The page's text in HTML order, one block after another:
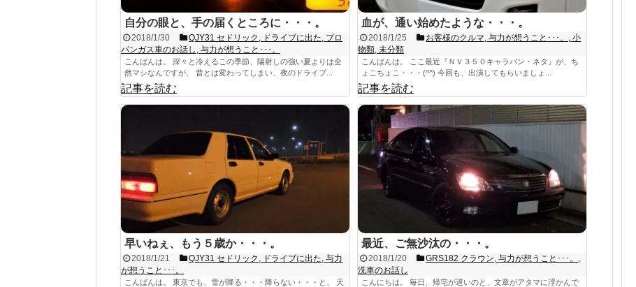
自分の眼と、手の届くところに・・・。
2018/1/30 QJY31 セドリック ドライブに出た プロ
パンガス車のお話し 与力が想うこと･･･。
こんばんは。 深々と冷えるこの季節、陽射しの強い夏よりは全
然マシなんですが、 昔とは変わってしまい、夜のドライブ...
記事を読む
血が、通い始めたような・・・。
2018/1/25 お客様のクルマ ,与力が想うこと･･･。 ,小
物類 未分類
こんばんは。 ここ最近『ＮＶ３５０キャラバン・ネタ』が、ち
ょこちょこ・・・(^^) 今回も、出演してもらいましょ...
記事を読む
早いねぇ、もう５歳か・・・。
2018/1/21 QJY31 セドリック ドライブに出た ,与力
が想うこと･･･。
こんばんは。 東京でも、雪が降る・・・降らない・・・と、 天
最近、ご無沙汰の・・・。
2018/1/20 GRS182 クラウン ,与力が想うこと･･･。
洗車のお話し
こんにちは。 毎日、帰宅が遅いのと、文章がアタマに浮かんで